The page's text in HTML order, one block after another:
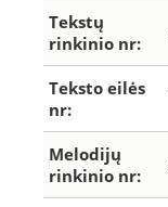
Tekstų
rinkinio nr:
Teksto eilės
nr:
Melodijų
rinkinio nr: